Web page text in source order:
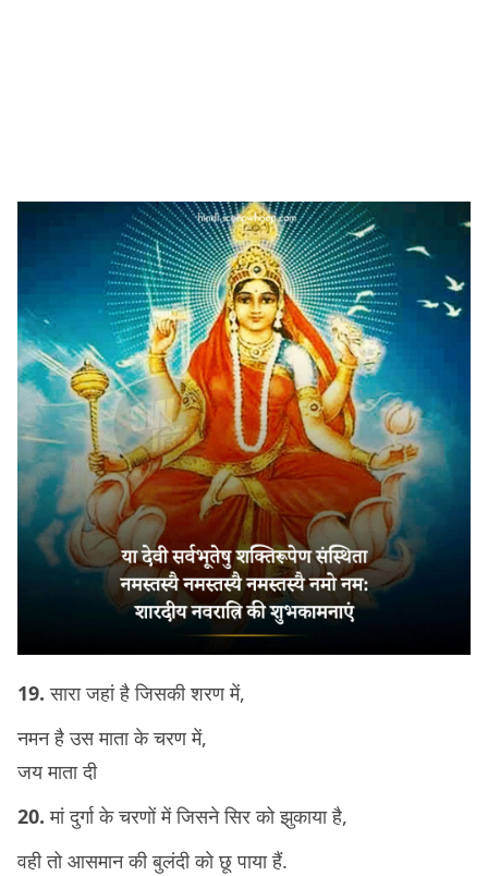
19.सारा जहां है जिसकी शरण में,
नमन है उस माता के चरण में,
जय माता दी
20.मां दुर्गा के चरणों में जिसने सिर को झुकाया है,
वही तो आसमान की बुलंदी को छू पाया हैं.